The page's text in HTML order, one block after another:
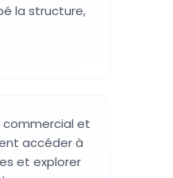
la structure,
commercial et
accéder à
et explorer